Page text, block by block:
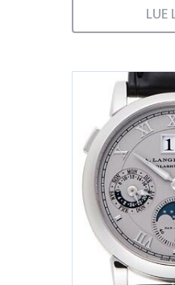
LUE